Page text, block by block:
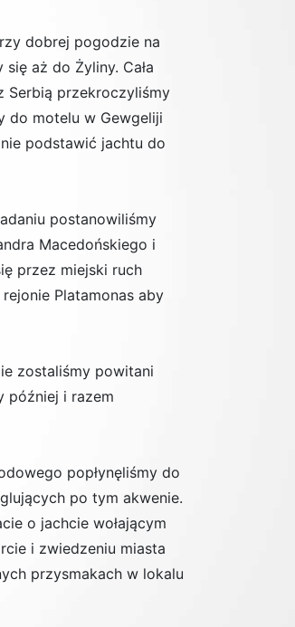
dobrej pogodzie na
aż do Żyliny. Cała
Serbią przekroczyliśmy
do motelu w Gewgeliji
podstawić jachtu do
postanowiliśmy
Macedońskiego i
przez miejski ruch
Platamonas aby
zostaliśmy powitani
później i razem
popłynęliśmy do
po tym akwenie.
o jachcie wołającym
i zwiedzeniu miasta
przysmakach w lokalu